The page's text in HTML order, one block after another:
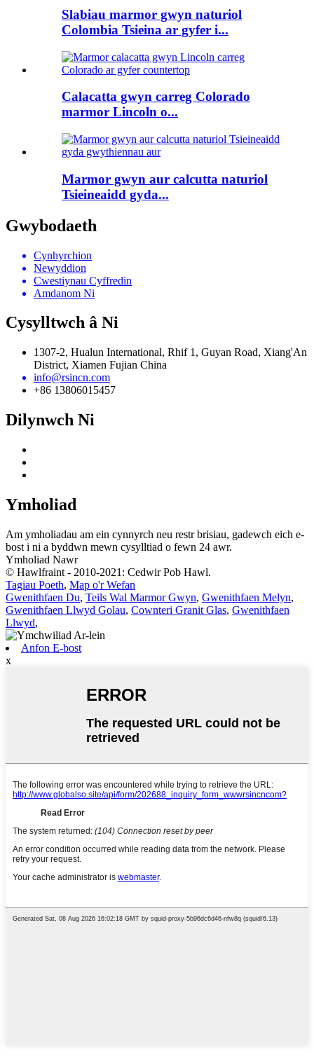
Slabiau marmor gwyn naturiol
Colombia Tsieina ar gyfer i...
Calacatta gwyn carreg Colorado
marmor Lincoln o...
Marmor gwyn aur calcutta naturiol
Tsieineaidd gyda...
Gwybodaeth
Cynhyrchion
Newyddion
Cwestiynau Cyffredin
Amdanom Ni
Cysylltwch â Ni
1307-2, Hualun International, Rhif 1, Guyan Road, Xiang'An
District, Xiamen Fujian China
info@rsincn.com
+86 13806015457
Dilynwch Ni
Ymholiad
Am ymholiadau am ein cynnyrch neu restr brisiau, gadewch eich e-
bost i ni a byddwn mewn cysylltiad o fewn 24 awr.
Ymholiad Nawr
© Hawlfraint - 2010-2021: Cedwir Pob Hawl.
Tagiau Poeth, Map o'r Wefan
Gwenithfaen Du, Teils Wal Marmor Gwyn, Gwenithfaen Melyn,
Gwenithfaen Llwyd Golau, Cownteri Granit Glas, Gwenithfaen
Llwyd,
Anfon E-bost
x